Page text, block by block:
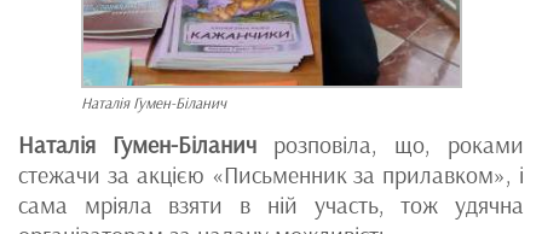
Наталія Гумен-Біланич
Наталія Гумен-Біланич розповіла, що, роками
стежачи за акцією «Письменник за прилавком», і
сама мріяла взяти в ній участь, тож удячна